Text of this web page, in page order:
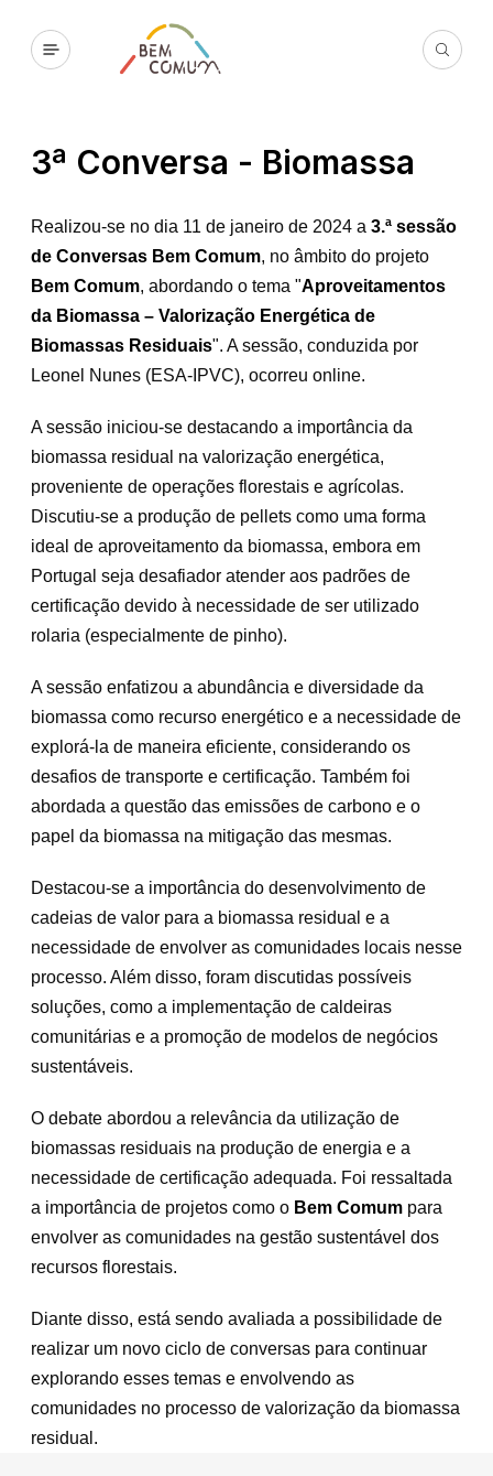
3ª Conversa - Biomassa
Realizou-se no dia 11 de janeiro de 2024 a 3.ª sessão
de Conversas Bem Comum, no âmbito do projeto
Bem Comum, abordando o tema "Aproveitamentos
da Biomassa – Valorização Energética de
Biomassas Residuais". A sessão, conduzida por
Leonel Nunes (ESA-IPVC), ocorreu online.
A sessão iniciou-se destacando a importância da
biomassa residual na valorização energética,
proveniente de operações florestais e agrícolas.
Discutiu-se a produção de pellets como uma forma
ideal de aproveitamento da biomassa, embora em
Portugal seja desafiador atender aos padrões de
certificação devido à necessidade de ser utilizado
rolaria (especialmente de pinho).
A sessão enfatizou a abundância e diversidade da
biomassa como recurso energético e a necessidade de
explorá-la de maneira eficiente, considerando os
desafios de transporte e certificação. Também foi
abordada a questão das emissões de carbono e o
papel da biomassa na mitigação das mesmas.
Destacou-se a importância do desenvolvimento de
cadeias de valor para a biomassa residual e a
necessidade de envolver as comunidades locais nesse
processo. Além disso, foram discutidas possíveis
soluções, como a implementação de caldeiras
comunitárias e a promoção de modelos de negócios
sustentáveis.
O debate abordou a relevância da utilização de
biomassas residuais na produção de energia e a
necessidade de certificação adequada. Foi ressaltada
a importância de projetos como o Bem Comum para
envolver as comunidades na gestão sustentável dos
recursos florestais.
Diante disso, está sendo avaliada a possibilidade de
realizar um novo ciclo de conversas para continuar
explorando esses temas e envolvendo as
comunidades no processo de valorização da biomassa
residual.